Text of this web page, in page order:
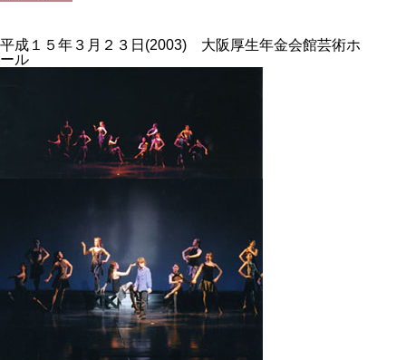
平成１５年３月２３日(2003) 大阪厚生年金会館芸術ホ
ール